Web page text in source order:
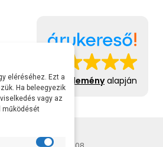
413 véleményalapján
Gábor
eléréséhez. Ezt a
Ha beleegyezik
vagy az
működését